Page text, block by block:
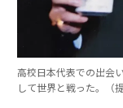
高校日本代表での出会
して世界と戦った。（提